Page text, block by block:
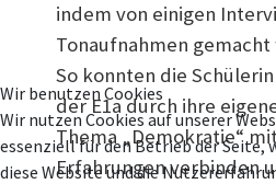
indem von einigen
Tonaufnahmen gemacht
So konnten die
der E1a durch ihre
Thema „Demokratie“
Erfahrungen verbinden
Wir benutzen Cookies
Wir nutzen Cookies auf unserer
essenziell für den Betrieb der Seite,
diese Website und die